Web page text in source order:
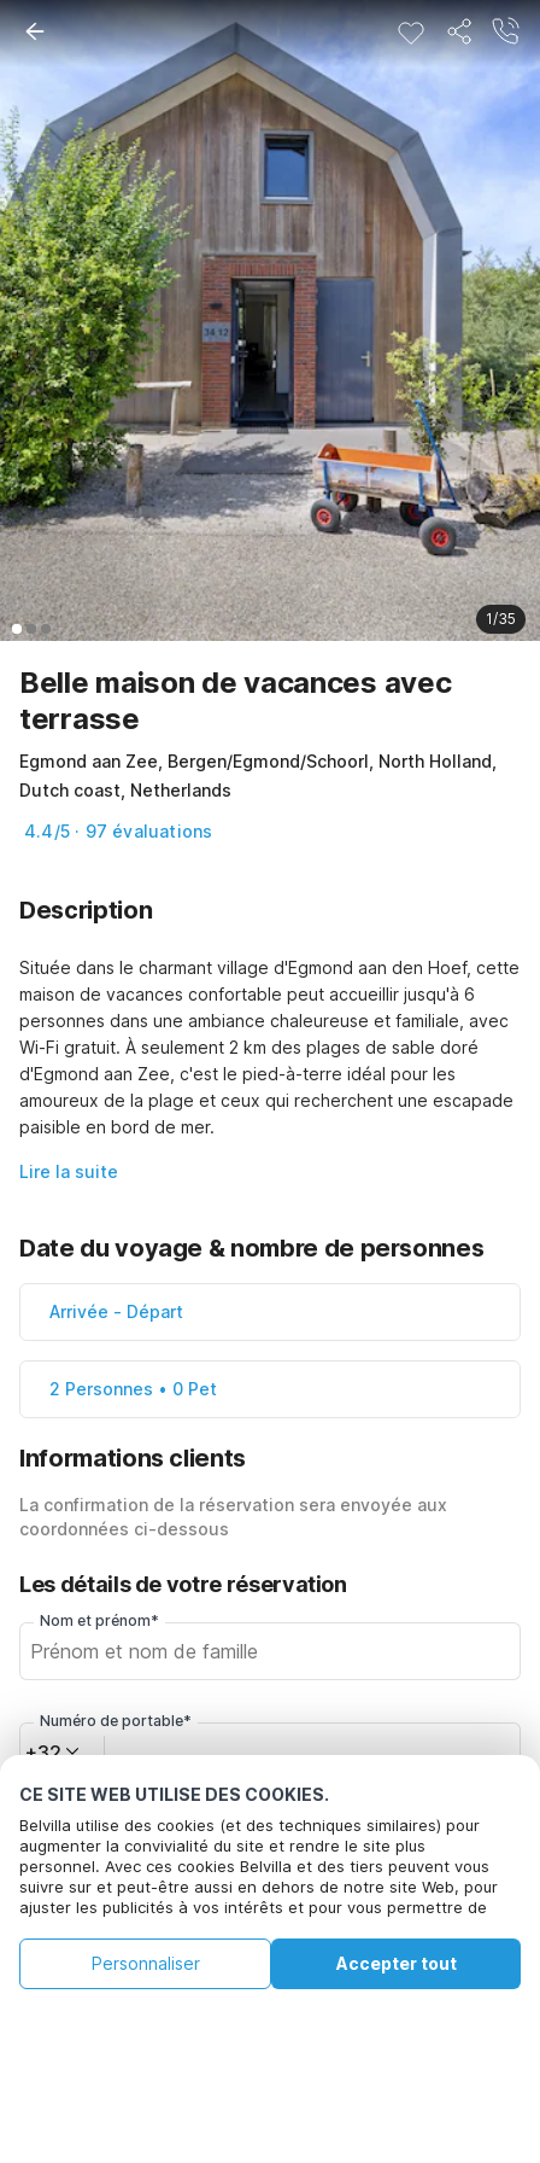
CE SITE WEB UTILISE DES COOKIES.
Belvilla utilise des cookies (et des techniques similaires) pour
augmenter la convivialité du site et rendre le site plus
personnel. Avec ces cookies Belvilla et des tiers peuvent vous
suivre sur et peut-être aussi en dehors de notre site Web, pour
ajuster les publicités à vos intérêts et pour vous permettre de
Accepter, vous acceptez de le faire. Plus d'informations peuvent
être trouvées dans notre
politique de cookie.
Accepter tout
Personnaliser
1/35
Belle maison de vacances avec
terrasse
Egmond aan Zee, Bergen/Egmond/Schoorl, North Holland,
Dutch coast, Netherlands
4.4/5 · 97 évaluations
Description
Située dans le charmant village d'Egmond aan den Hoef, cette
maison de vacances confortable peut accueillir jusqu'à 6
personnes dans une ambiance chaleureuse et familiale, avec
Wi-Fi gratuit. À seulement 2 km des plages de sable doré
d'Egmond aan Zee, c'est le pied-à-terre idéal pour les
amoureux de la plage et ceux qui recherchent une escapade
paisible en bord de mer.
Lire la suite
Date du voyage & nombre de personnes
Arrivée - Départ
2 Personnes • 0 Pet
Informations clients
La confirmation de la réservation sera envoyée aux
coordonnées ci-dessous
Les détails de votre réservation
Nom et prénom*
Numéro de portable*
+32
Votre adresse e-mail*
Cliquez ici pour vous désabonner des offres de Belvilla. Vous
pouvez vous désinscrire à tout moment à l'avenir
Voir les disponibilités
€484
+
Voir les disponibilités